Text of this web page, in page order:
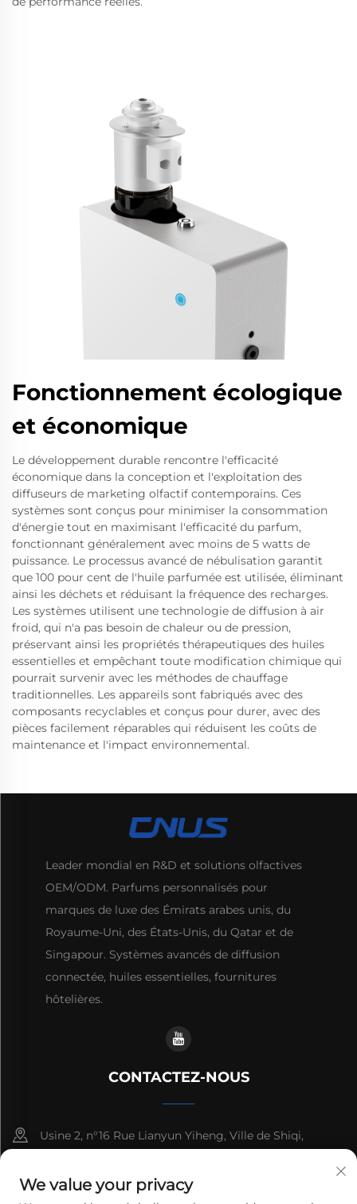
Fonctionnement écologique
et économique
Le développement durable rencontre l'efficacité
économique dans la conception et l'exploitation des
diffuseurs de marketing olfactif contemporains. Ces
systèmes sont conçus pour minimiser la consommation
d'énergie tout en maximisant l'efficacité du parfum,
fonctionnant généralement avec moins de 5 watts de
puissance. Le processus avancé de nébulisation garantit
que 100 pour cent de l'huile parfumée est utilisée, éliminant
ainsi les déchets et réduisant la fréquence des recharges.
Les systèmes utilisent une technologie de diffusion à air
froid, qui n'a pas besoin de chaleur ou de pression,
préservant ainsi les propriétés thérapeutiques des huiles
essentielles et empêchant toute modification chimique qui
pourrait survenir avec les méthodes de chauffage
traditionnelles. Les appareils sont fabriqués avec des
composants recyclables et conçus pour durer, avec des
pièces facilement réparables qui réduisent les coûts de
maintenance et l'impact environnemental.
Leader mondial en R&D et solutions olfactives
OEM/ODM. Parfums personnalisés pour
marques de luxe des Émirats arabes unis, du
Royaume-Uni, des États-Unis, du Qatar et de
Singapour. Systèmes avancés de diffusion
connectée, huiles essentielles, fournitures
hôtelières.
CONTACTEZ-NOUS
Usine 2, n°16 Rue Lianyun Yiheng, Ville de Shiqi,
+86-13192436782
We value your privacy